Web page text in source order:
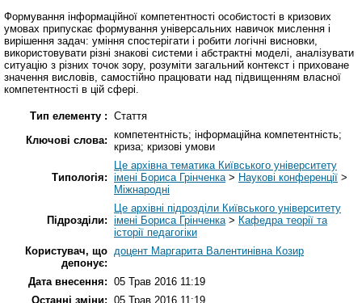
Формування інформаційної компетентності особистості в кризових
умовах припускає формування універсальних навичок мислення і
вирішення задач: уміння спостерігати і робити логічні висновки,
використовувати різні знакові системи і абстрактні моделі, аналізувати
ситуацію з різних точок зору, розуміти загальний контекст і приховане
значення висловів, самостійно працювати над підвищенням власної
компетентності в цій сфері.
Тип елементу : Стаття
Ключові слова: компетентність; інформаційна компетентність;
криза; кризові умови
Типологія:
Це архівна тематика Київського університету
імені Бориса Грінченка> Наукові конференції >
Міжнародні
Підрозділи:
Це архівні підрозділи Київського університету
імені Бориса Грінченка> Кафедра теорії та
історії педагогіки
Користувач, що
депонує:
доцент Маргарита Валентинівна Козир
Дата внесення: 05 Трав 2016 11:19
Останні зміни: 05 Трав 2016 11:19